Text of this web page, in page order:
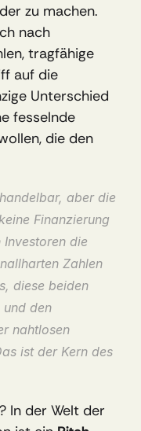
zu machen.
nach
tragfähige
auf die
Unterschied
fesselnde
die den
aber die
Finanzierung
die
Zahlen
diese beiden
und den
nahtlosen
ist der Kern des
In der Welt der